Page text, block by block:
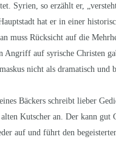
Syrien, so erzählt er,
hat er in einer
muss Rücksicht auf die
Angriff auf syrische Christen
nicht als dramatisch und
Bäckers schreibt lieber
Kutscher an. Der kann gut
auf und führt den